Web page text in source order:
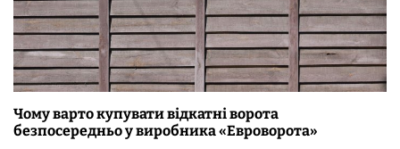
Чому варто купувати відкатні ворота
безпосередньо у виробника «Евроворота»